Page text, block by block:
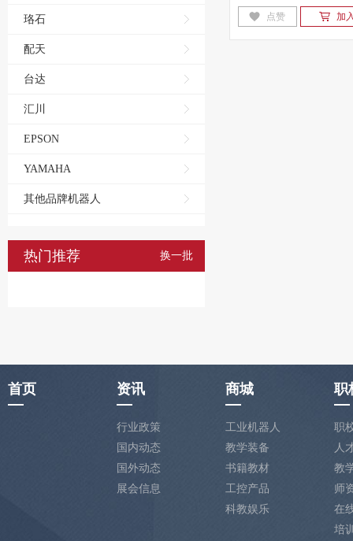
珞石
配天
台达
汇川
EPSON
YAMAHA
其他品牌机器人
热门推荐 换一批
点赞 加
首页 资讯
行业政策
国内动态
国外动态
展会信息
商城
工业机器人
教学装备
书籍教材
工控产品
科教娱乐
职
职
人
教
师
在
培